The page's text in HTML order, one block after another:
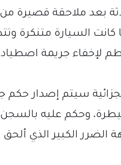
بعد ملاحقة قصيرة
كانت السيارة متنكرة
لإخفاء جريمة اصطياد
سيتم إصدار حكم